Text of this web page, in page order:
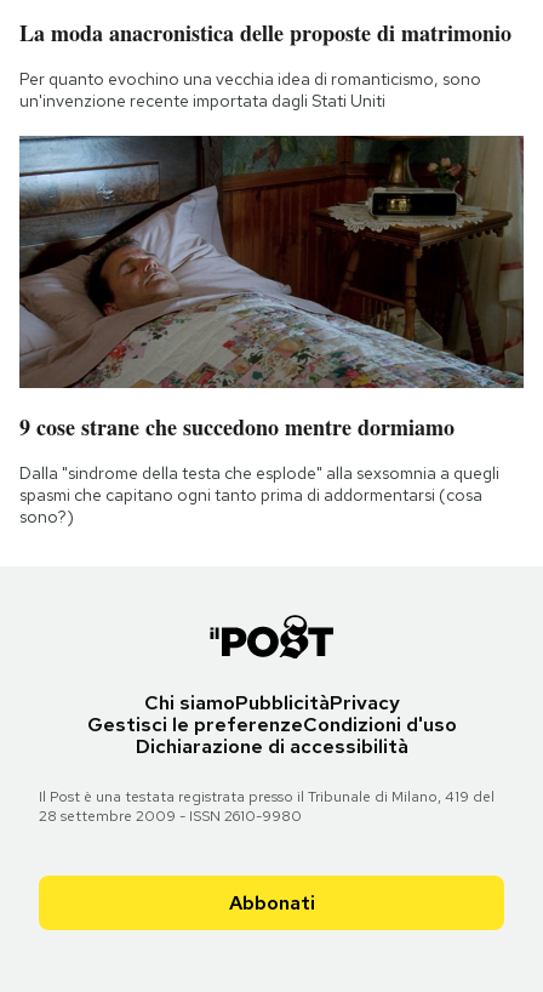
La moda anacronistica delle proposte di matrimonio
Per quanto evochino una vecchia idea di romanticismo, sono
un'invenzione recente importata dagli Stati Uniti
9 cose strane che succedono mentre dormiamo
Dalla "sindrome della testa che esplode" alla sexsomnia a quegli
spasmi che capitano ogni tanto prima di addormentarsi (cosa
sono?)
Chi siamoPubblicitàPrivacy
Gestisci le preferenzeCondizioni d'uso
Dichiarazione di accessibilità
Il Post è una testata registrata presso il Tribunale di Milano, 419 del
28 settembre 2009 - ISSN 2610-9980
Abbonati